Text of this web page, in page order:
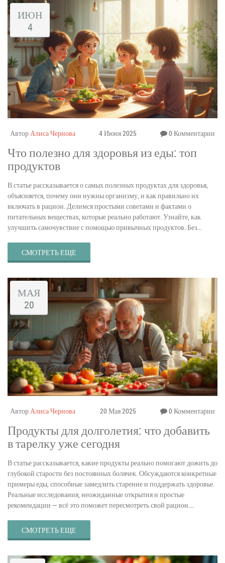
ИЮН
4
АвторАлиса Чернова 4 Июня 2025 0 Комментарии
Что полезно для здоровья из еды: топ
продуктов
В статье рассказывается о самых полезных продуктах для здоровья,
объясняется, почему они нужны организму, и как правильно их
включать в рацион. Делимся простыми советами и фактами о
питательных веществах, которые реально работают. Узнайте, как
улучшить самочувствие с помощью привычных продуктов. Без
Полезно, понятно и без воды.
СМОТРЕТЬ ЕЩЕ
МАЯ
20
АвторАлиса Чернова 20 Мая 2025 0 Комментарии
Продукты для долголетия: что добавить
в тарелку уже сегодня
В статье рассказывается, какие продукты реально помогают дожить до
глубокой старости без постоянных болячек. Обсуждаются конкретные
примеры еды, способные замедлить старение и поддержать здоровье.
Реальные исследования, неожиданные открытия и простые
рекомендации — всё это поможет пересмотреть свой рацион.
Практические советы легко внедрить в обычную жизнь.
СМОТРЕТЬ ЕЩЕ